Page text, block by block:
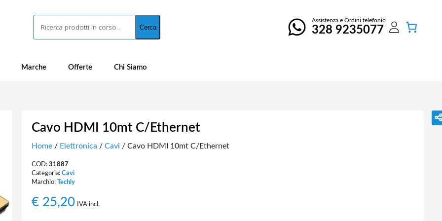
Cerca
Assistenza e Ordini telefonici
328 9235077
Marche Offerte Chi Siamo
Cavo HDMI 10mt C/Ethernet
Home/ Elettronica / Cavi / Cavo HDMI 10mt C/Ethernet
COD: 31887
Categoria: Cavi
Marchio: Techly
€25,20 IVA incl.